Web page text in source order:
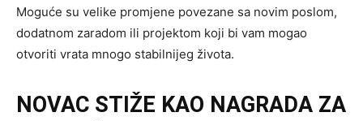
Moguće su velike promjene povezane sa novim poslom,
dodatnom zaradom ili projektom koji bi vam mogao
otvoriti vrata mnogo stabilnijeg života.
NOVAC STIŽE KAO NAGRADA ZA